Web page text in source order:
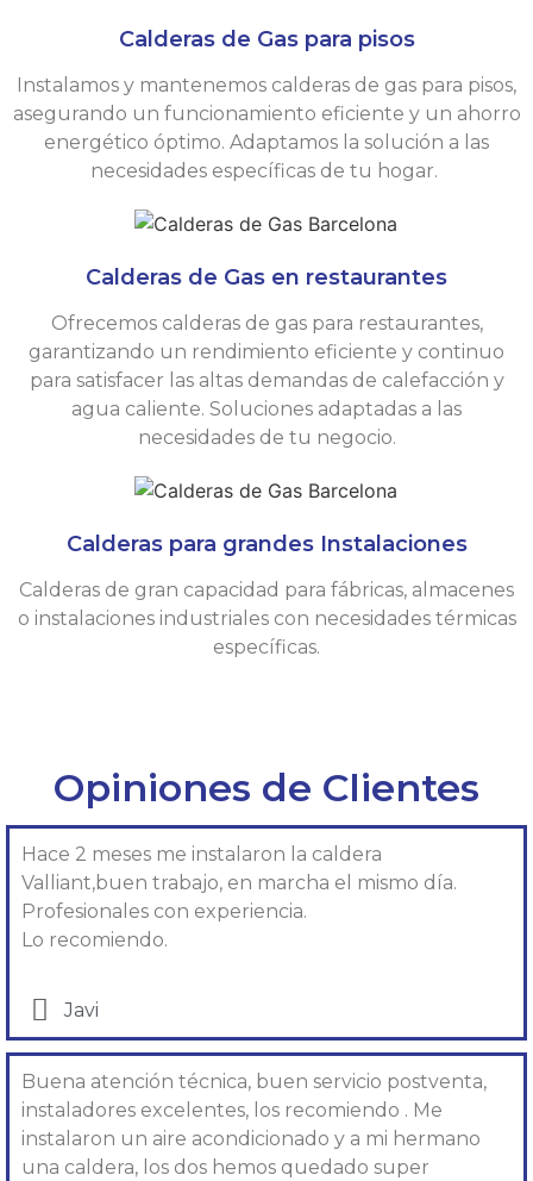
Calderas de Gas para pisos
Instalamos y mantenemos calderas de gas para pisos,
asegurando un funcionamiento eficiente y un ahorro
energético óptimo. Adaptamos la solución a las
necesidades específicas de tu hogar.
Calderas de Gas en restaurantes
Ofrecemos calderas de gas para restaurantes,
garantizando un rendimiento eficiente y continuo
para satisfacer las altas demandas de calefacción y
agua caliente. Soluciones adaptadas a las
necesidades de tu negocio.
Calderas para grandes Instalaciones
Calderas de gran capacidad para fábricas, almacenes
o instalaciones industriales con necesidades térmicas
específicas.
Opiniones de Clientes
Hace 2 meses me instalaron la caldera
Valliant,buen trabajo, en marcha el mismo día.
Profesionales con experiencia.
Lo recomiendo.
Javi
Buena atención técnica, buen servicio postventa,
instaladores excelentes, los recomiendo . Me
instalaron un aire acondicionado y a mi hermano
una caldera, los dos hemos quedado super